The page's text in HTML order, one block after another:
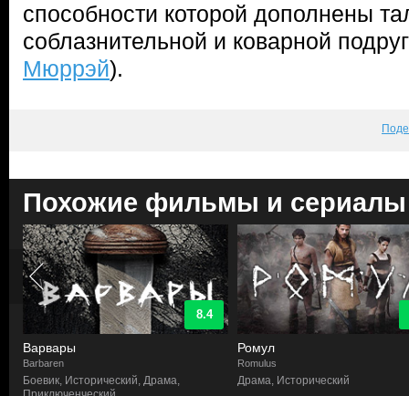
способности которой дополнены
соблазнительной и коварной
Мюррэй).
Похожие фильмы и сериалы
8.4
Варвары
Barbaren
Боевик, Исторический, Драма,
Ромул
Romulus
Драма, Исторический